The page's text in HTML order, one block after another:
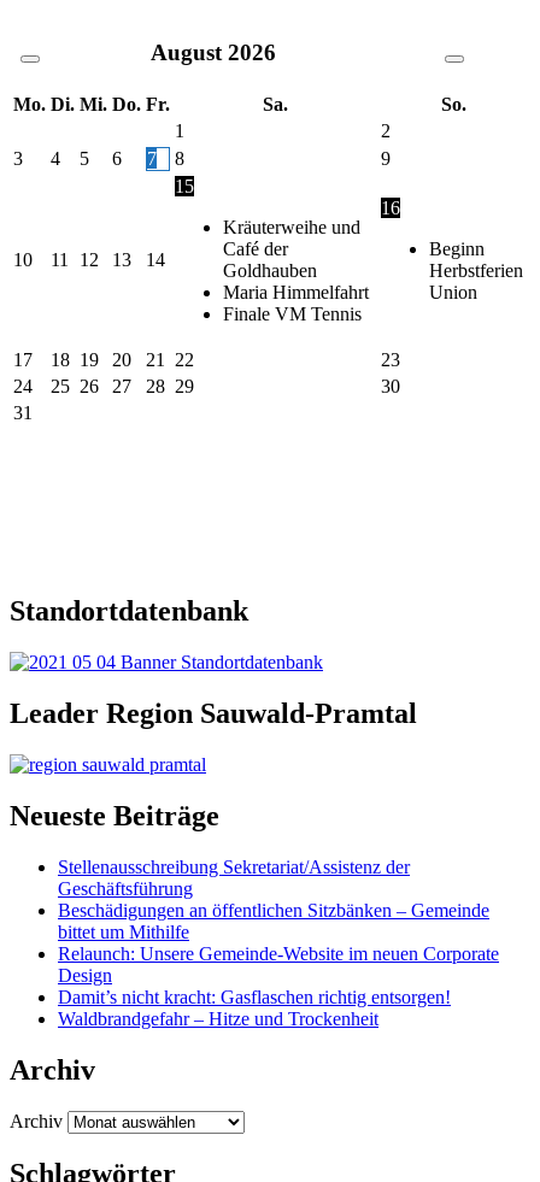
August 2026
Mo. Di. Mi. Do. Fr. Sa.
So.
1
2
3
4 5 6 7 8 9
10 11 12 13 14
15
Kräuterweihe und
Café der
Goldhauben
Maria Himmelfahrt
Finale VM Tennis
16
Beginn
Herbstferien
Union
17 18 19 20 21 22
23
24
25 26 27 28 29
30
31
Standortdatenbank
Leader Region Sauwald-Pramtal
Neueste Beiträge
Stellenausschreibung Sekretariat/Assistenz der
Geschäftsführung
Beschädigungen an öffentlichen Sitzbänken – Gemeinde
bittet um Mithilfe
Relaunch: Unsere Gemeinde-Website im neuen Corporate
Design
Damit’s nicht kracht: Gasflaschen richtig entsorgen!
Waldbrandgefahr – Hitze und Trockenheit
Archiv
Archiv
Schlagwörter